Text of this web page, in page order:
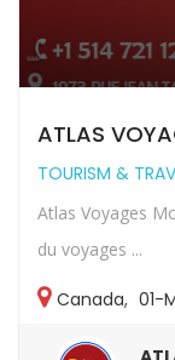
ATLAS
TOURISM &
Atlas Voyages
du voyages ...
Canada, 01-